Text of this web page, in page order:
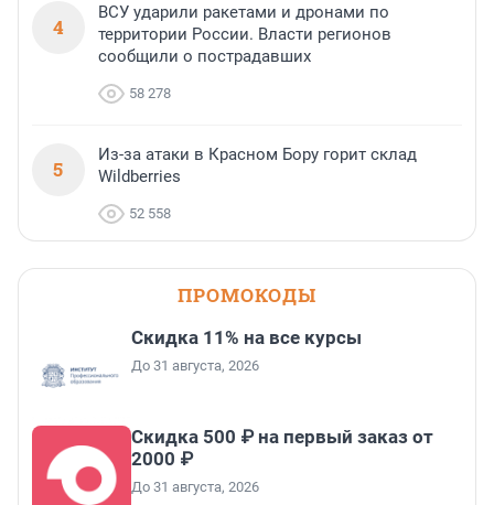
4
ВСУ ударили ракетами и дронами по
территории России. Власти регионов
сообщили о пострадавших
58 278
5
Из-за атаки в Красном Бору горит склад
Wildberries
52 558
ПРОМОКОДЫ
Скидка 11% на все курсы
До 31 августа, 2026
Скидка 500 ₽ на первый заказ от
2000 ₽
До 31 августа, 2026